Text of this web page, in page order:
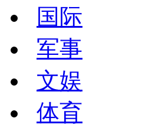
国际
军事
文娱
体育